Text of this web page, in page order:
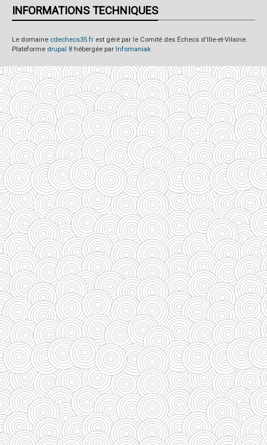
INFORMATIONS TECHNIQUES
Le domaine cdechecs35.fr est géré par le Comité des Échecs d'Ille-et-Vilaine.
Plateforme drupal 8 hébergée par Infomaniak